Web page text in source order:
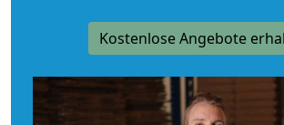
Kostenlose Angebote